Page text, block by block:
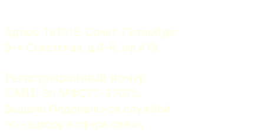
Адрес: 191015, Санкт-Петербург,
9-я Советская, д.4-6, оф.415
Регистрационный номер
СМИ: Эл №ФС77-37070.
Выдано Федеральной службой
по надзору в сфере связи,